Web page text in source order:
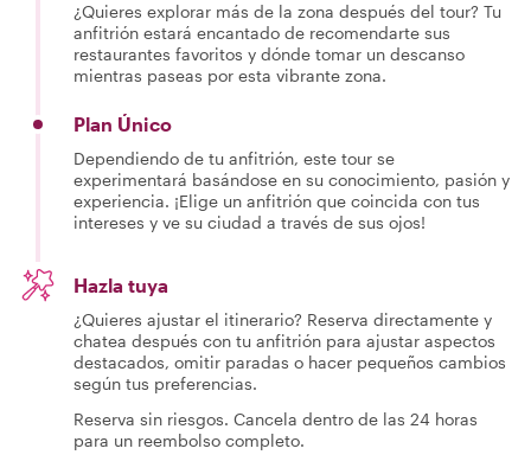
¿Quieres explorar más de la zona después del tour? Tu
anfitrión estará encantado de recomendarte sus
restaurantes favoritos y dónde tomar un descanso
mientras paseas por esta vibrante zona.
Plan Único
Dependiendo de tu anfitrión, este tour se
experimentará basándose en su conocimiento, pasión y
experiencia. ¡Elige un anfitrión que coincida con tus
intereses y ve su ciudad a través de sus ojos!
Hazla tuya
¿Quieres ajustar el itinerario? Reserva directamente y
chatea después con tu anfitrión para ajustar aspectos
destacados, omitir paradas o hacer pequeños cambios
según tus preferencias.
Reserva sin riesgos. Cancela dentro de las 24 horas
para un reembolso completo.